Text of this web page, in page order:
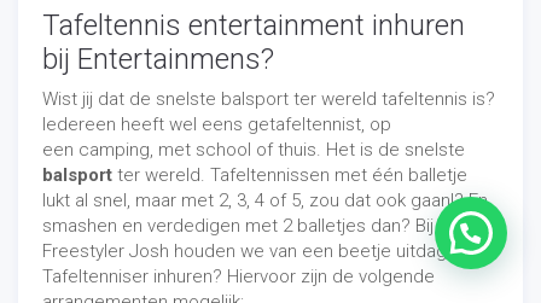
Tafeltennis entertainment inhuren
bij Entertainmens?
Wist jij dat de snelste balsport ter wereld tafeltennis is?
Iedereen heeft wel eens getafeltennist, op
een camping, met school of thuis. Het is de snelste
balsport ter wereld. Tafeltennissen met één balletje
lukt al snel, maar met 2, 3, 4 of 5, zou dat ook gaan!? En
smashen en verdedigen met 2 balletjes dan? Bij
Freestyler Josh houden we van een beetje uitdaging.
Tafeltenniser inhuren? Hiervoor zijn de volgende